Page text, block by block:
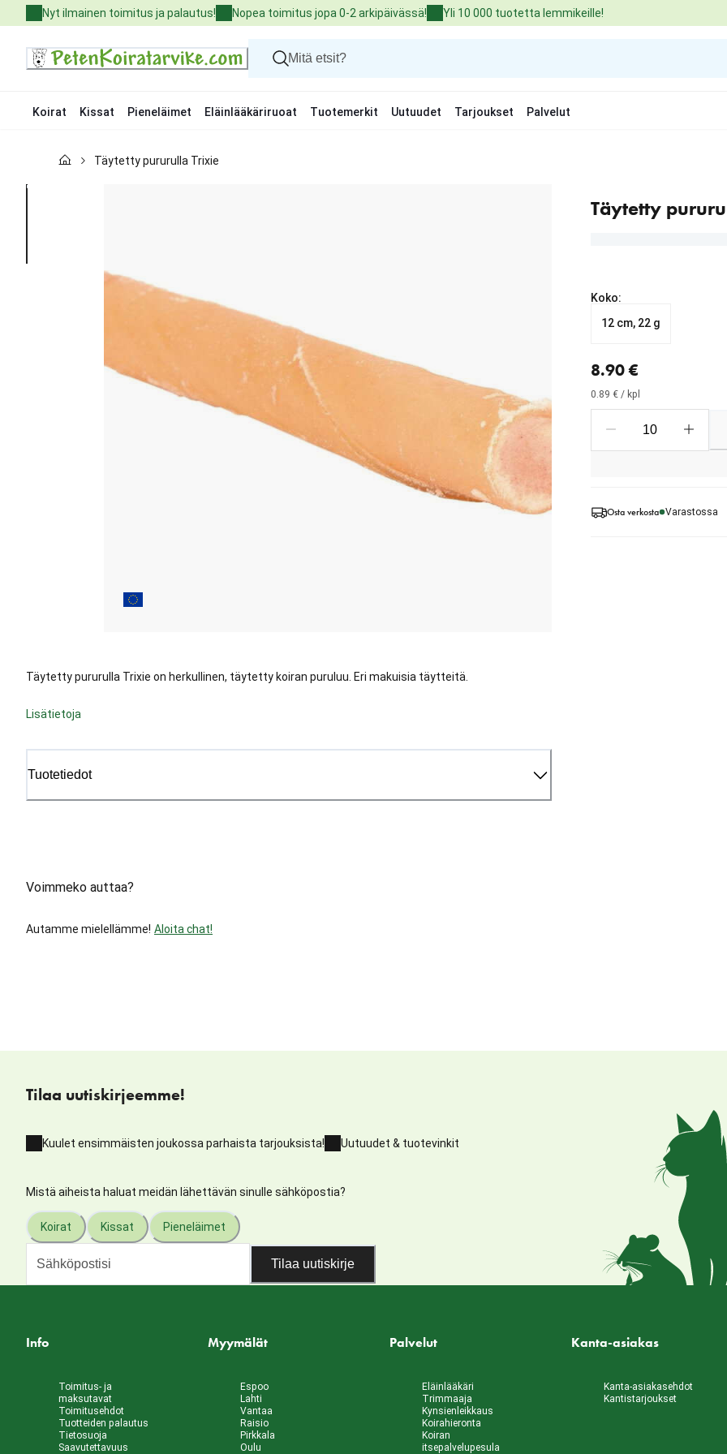
to
Nyt ilmainen toimitus ja palautus! Nopea toimitus jopa 0-2 arkipäivässä! Yli 10 000 tuotetta lemmikeille!
Koirat Kissat Pieneläimet Eläinlääkäriruoat Tuotemerkit Uutuudet Tarjoukset Palvelut
Kissat
Täytetty pururulla Trixie
Täytetty
Täytetty pururulla Trixie on herkullinen, täytetty koiran puruluu. Eri makuisia täytteitä.
Lisätietoja
Tuotetiedot
Voimmeko auttaa?
Autamme mielellämme! Aloita chat!
Koko:
12 cm, 22 g
8.90 €
0.89 € / kpl
Osta verkosta Varastossa
Tilaa uutiskirjeemme!
Kuulet ensimmäisten joukossa parhaista tarjouksista! Uutuudet & tuotevinkit
Mistä aiheista haluat meidän lähettävän sinulle sähköpostia?
Koirat Kissat Pieneläimet
Tilaa uutiskirje
Info
Toimitus- ja
maksutavat
Toimitusehdot
Tuotteiden palautus
Tietosuoja
Saavutettavuus
Myymälät
Espoo
Lahti
Vantaa
Raisio
Pirkkala
Oulu
Palvelut
Eläinlääkäri
Trimmaaja
Kynsienleikkaus
Koirahieronta
Koiran
itsepalvelupesula
Kanta-asiakas
Kanta-asiakasehdot
Kantistarjoukset